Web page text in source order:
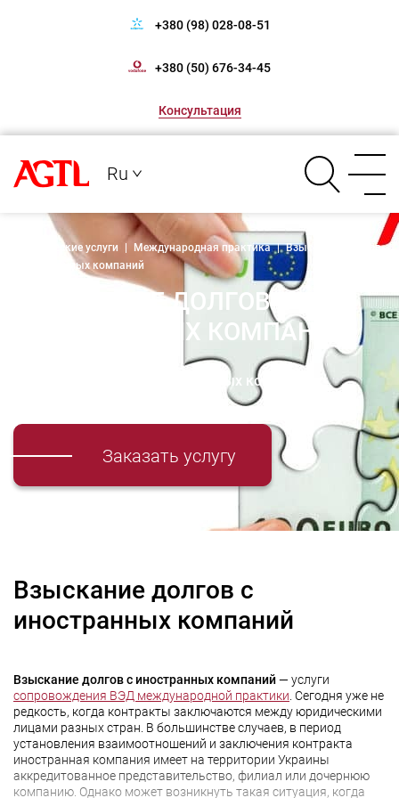
+380 (98) 028-08-51
+380 (50) 676-34-45
Консультация
Ru
Юридические услуги Международная практика | Взыскание долгов
с иностранных компаний
ВЗЫСКАНИЕ ДОЛГОВ С
ИНОСТРАННЫХ КОМПАНИЙ
Взыскание долгов с иностранных компаний
Заказать услугу
Взыскание долгов с
иностранных компаний
Взыскание долгов с иностранных компаний— услуги
сопровождения ВЭД международной практики . Сегодня уже не
редкость, когда контракты заключаются между юридическими
лицами разных стран. В большинстве случаев, в период
установления взаимоотношений и заключения контракта
иностранная компания имеет на территории Украины
аккредитованное представительство, филиал или дочернюю
компанию. Однако может возникнуть такая ситуация, когда